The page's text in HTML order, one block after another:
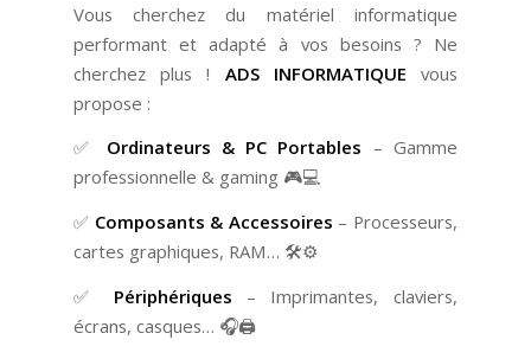
Vous cherchez du matériel informatique
performant et adapté à vos besoins ? Ne
cherchez plus ! ADS INFORMATIQUE vous
propose :
✅ Ordinateurs & PC Portables – Gamme
professionnelle & gaming 🎮💻
✅ Composants & Accessoires – Processeurs,
cartes graphiques, RAM… 🛠️⚙️
✅ Périphériques – Imprimantes, claviers,
écrans, casques… 🎧🖨️